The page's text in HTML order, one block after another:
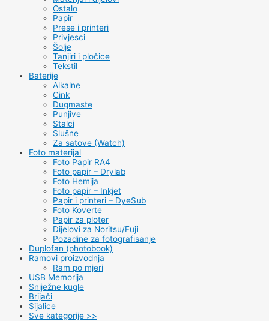
Ostalo
Papir
Prese i printeri
Privjesci
Šolje
Tanjiri i pločice
Tekstil
Baterije
Alkalne
Cink
Dugmaste
Punjive
Stalci
Slušne
Za satove (Watch)
Foto materijal
Foto Papir RA4
Foto papir – Drylab
Foto Hemija
Foto papir – Inkjet
Papir i printeri – DyeSub
Foto Koverte
Papir za ploter
Dijelovi za Noritsu/Fuji
Pozadine za fotografisanje
Duplofan (photobook)
Ramovi proizvodnja
Ram po mjeri
USB Memorija
Sniježne kugle
Brijači
Sijalice
Sve kategorije >>